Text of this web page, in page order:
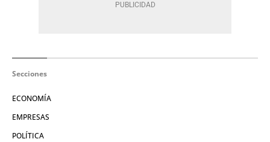
Secciones
ECONOMÍA
EMPRESAS
POLÍTICA